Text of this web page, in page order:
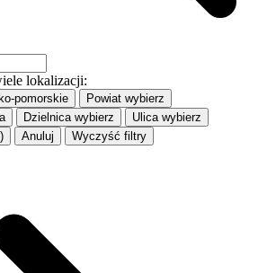
lokalizacji:
pomorskie Powiat wybierz
Dzielnica wybierz Ulica wybierz
Anuluj Wyczyść filtry